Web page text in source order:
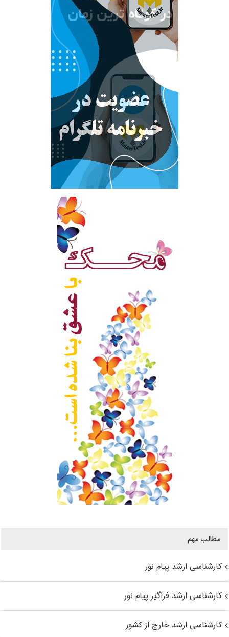
مطالب مهم
کارشناسی ارشد پیام نور
کارشناسی ارشد فراگیر پیام نور
کارشناسی ارشد خارج از کشور